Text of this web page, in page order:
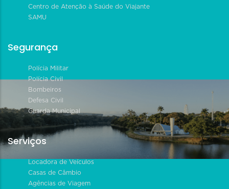
Centro de Atenção à Saúde do Viajante
SAMU
Segurança
Polícia Militar
Polícia Civil
Bombeiros
Defesa Civil
Guarda Municipal
Serviços
Locadora de Veículos
Casas de Câmbio
Agências de Viagem